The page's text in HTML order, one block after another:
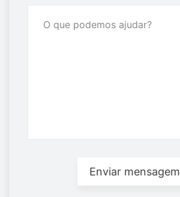
Enviar mensagem